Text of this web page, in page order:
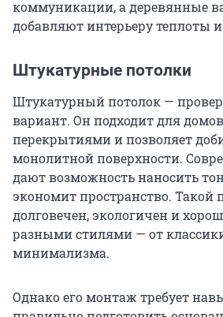
коммуникации, а деревянные
добавляют интерьеру теплоты
Штукатурные потолки
Штукатурный потолок —
вариант. Он подходит для
перекрытиями и позволяет
монолитной поверхности.
дают возможность наносить
экономит пространство. Такой
долговечен, экологичен и
разными стилями — от
минимализма.
Однако его монтаж требует